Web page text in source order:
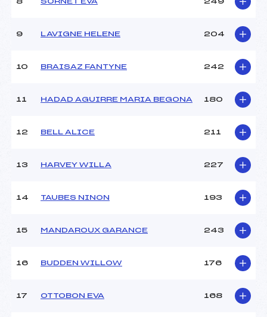
Neige :
30
12H45
Ouvreurs A :
MALAVAL (SA)
VILLAUME (SA)
Température départ :
230.0000
Catégorie :
U12
8 SORNET EVA 249
9 LAVIGNE HELENE 204
10 BRAISAZ FANTYNE 242
11 HADAD AGUIRRE MARIA BEGONA 180
12 BELL ALICE 211
13 HARVEY WILLA 227
14 TAUBES NINON 193
15 MANDAROUX GARANCE 243
16 BUDDEN WILLOW 176
17 OTTOBON EVA 168